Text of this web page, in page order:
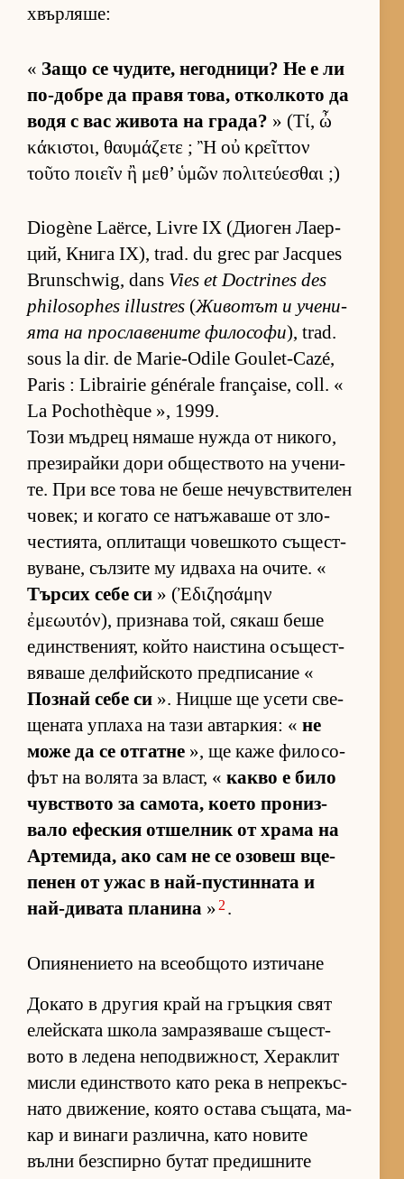
хвър­ля­ше:
« Защо се чу­ди­те, не­год­ни­ци? Не е ли
по-добре да правя то­ва, от­кол­кото да
водя с вас жи­вота на гра­да? » (Τί, ὦ
κάκιστοι, θαυμάζετε ; Ἢ οὐ κρεῖττον
τοῦτο ποιεῖν ἢ μεθ’ ὑμῶν πολιτεύεσθαι ;)
Diogène Laërce, Livre IX (Ди­о­ген Ла­ер­
ций, Книга IX), trad. du grec par Jacques
Brunschwig, dans Vies et Doctrines des
philosophes illustres (Жи­во­тът и уче­ни­
ята на прос­ла­ве­ните фи­ло­софи), trad.
sous la dir. de Marie-Odile Goulet-Cazé,
Paris : Librairie générale française, coll. «
La Pochothèque », 1999.
Този мъд­рец ня­маше нужда от ни­ко­го,
пре­зи­райки дори об­щес­т­вото на уче­ни­
те. При все това не беше не­чув­с­т­ви­те­лен
чо­век; и ко­гато се на­тъ­жа­ваше от зло­
чес­ти­я­та, оп­ли­тащи чо­веш­кото съ­щес­т­
ву­ва­не, съл­зите му ид­ваха на очи­те. «
Тър­сих себе си » (Ἐδιζησάμην
ἐμεωυτόν), приз­нава той, ся­каш беше
един­с­т­ве­ни­ят, който на­ис­тина осъ­щес­т­
вя­ваше дел­фийс­кото пред­пи­са­ние «
Поз­най себе си ». Ницше ще усети све­
ще­ната уп­лаха на тази ав­тар­кия: « не
може да се от­гатне », ще каже фи­ло­со­
фът на во­лята за власт, « какво е било
чув­с­т­вото за са­мо­та, ко­ето про­низ­
вало ефес­кия от­шел­ник от храма на
Ар­те­ми­да, ако сам не се озо­веш вце­
пе­нен от ужас в най-пус­тин­ната и
най-ди­вата пла­нина » 2 .
Опиянението на всеобщото изтичане
До­като в дру­гия край на гръц­кия свят
елейс­ката школа зам­ра­зя­ваше съ­щес­т­
вото в ле­дена не­под­виж­ност, Хе­рак­лит
мисли един­с­т­вото като река в неп­ре­къс­
нато дви­же­ние, ко­ято ос­тава съ­ща­та, ма­
кар и ви­наги раз­лич­на, като но­вите
вълни без­спирно бу­тат пре­диш­ните